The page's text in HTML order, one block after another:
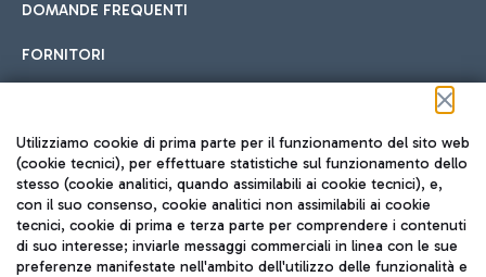
DOMANDE FREQUENTI
FORNITORI
Seguici sui social
TRAVEL JOURNAL
Utilizziamo cookie di prima parte per il funzionamento del sito web
(cookie tecnici), per effettuare statistiche sul funzionamento dello
stesso (cookie analitici, quando assimilabili ai cookie tecnici), e,
con il suo consenso, cookie analitici non assimilabili ai cookie
tecnici, cookie di prima e terza parte per comprendere i contenuti
di suo interesse; inviarle messaggi commerciali in linea con le sue
preferenze manifestate nell'ambito dell'utilizzo delle funzionalità e